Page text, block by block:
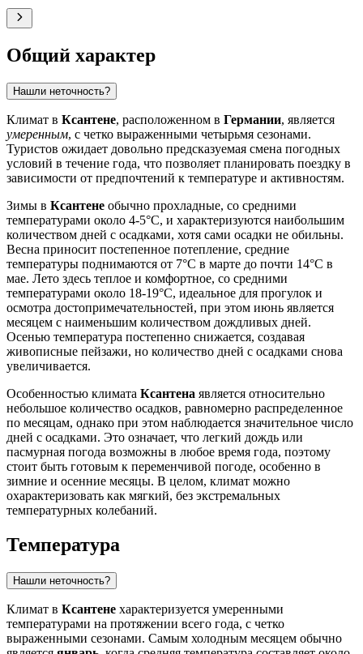
Общий характер
Нашли неточность?
Климат в Ксантене, расположенном в Германии, является
умеренным, с четко выраженными четырьмя сезонами.
Туристов ожидает довольно предсказуемая смена погодных
условий в течение года, что позволяет планировать поездку в
зависимости от предпочтений к температуре и активностям.
Зимы в Ксантене обычно прохладные, со средними
температурами около 4-5°C, и характеризуются наибольшим
количеством дней с осадками, хотя сами осадки не обильны.
Весна приносит постепенное потепление, средние
температуры поднимаются от 7°C в марте до почти 14°C в
мае. Лето здесь теплое и комфортное, со средними
температурами около 18-19°C, идеальное для прогулок и
осмотра достопримечательностей, при этом июнь является
месяцем с наименьшим количеством дождливых дней.
Осенью температура постепенно снижается, создавая
живописные пейзажи, но количество дней с осадками снова
увеличивается.
Особенностью климата Ксантена является относительно
небольшое количество осадков, равномерно распределенное
по месяцам, однако при этом наблюдается значительное число
дней с осадками. Это означает, что легкий дождь или
пасмурная погода возможны в любое время года, поэтому
стоит быть готовым к переменчивой погоде, особенно в
зимние и осенние месяцы. В целом, климат можно
охарактеризовать как мягкий, без экстремальных
температурных колебаний.
Температура
Нашли неточность?
Климат в Ксантене характеризуется умеренными
температурами на протяжении всего года, с четко
выраженными сезонами. Самым холодным месяцем обычно